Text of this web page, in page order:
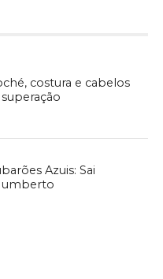
costura e cabelos
Azuis: Sai